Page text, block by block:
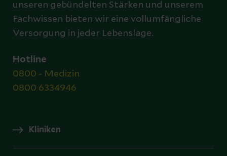
unseren gebündelten Stärken und unserem
Fachwissen bieten wir eine vollumfängliche
Versorgung in jeder Lebenslage.
Hotline
0800 - Medizin
0800 6334946
Kliniken